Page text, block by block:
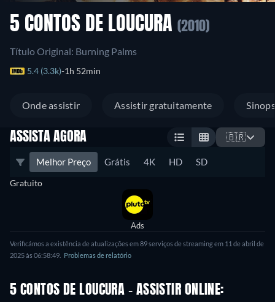
5 CONTOS DE LOUCURA (2010)
Título Original: Burning Palms
5.4 (3.3k) 1h 52min
Onde assistir Assistir gratuitamente
ASSISTA AGORA 🇧🇷
Melhor Preço Grátis 4K HD SD
Gratuito
Ads
Verificámos a existência de atualizações em 89 serviços de streaming em 11 de abril de
2025 às 06:58:49.
Problemas de relatório
5 CONTOS DE LOUCURA - ASSISTIR ONLINE: